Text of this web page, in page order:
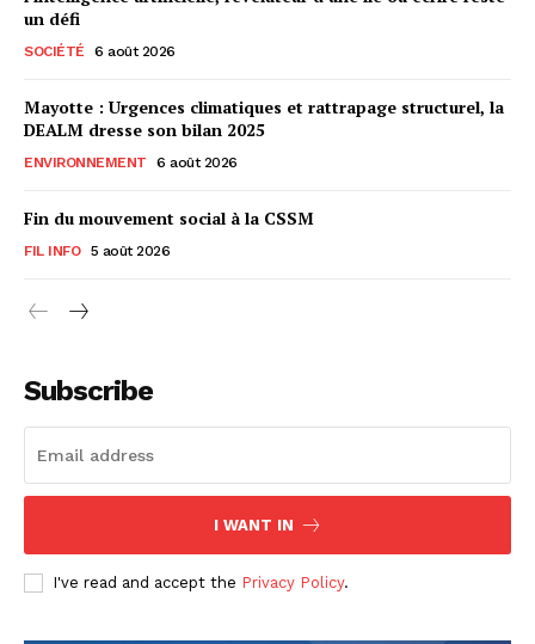
un défi
SOCIÉTÉ 6 août 2026
Mayotte : Urgences climatiques et rattrapage structurel, la
DEALM dresse son bilan 2025
ENVIRONNEMENT 6 août 2026
Fin du mouvement social à la CSSM
FIL INFO 5 août 2026
Subscribe
I WANT IN
I've read and accept the Privacy Policy.